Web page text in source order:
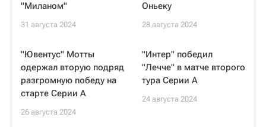
"Миланом"
31 августа 2024
Оньеку
28 августа 2024
"Ювентус" Мотты
одержал вторую подряд
разгромную победу на
старте Серии А
26 августа 2024
"Интер" победил
"Лечче" в матче второго
тура Серии А
24 августа 2024